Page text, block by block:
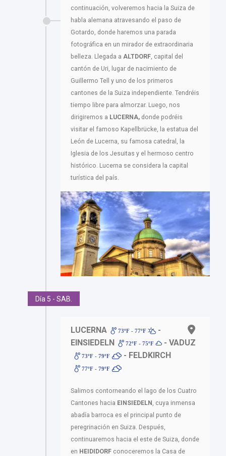
continuación, volveremos hacia la Suiza de
habla alemana atravesando el paso de
Gotardo, donde haremos una parada
fotográfica en un mirador de extraordinaria
belleza. Llegada a ALTDORF , capital del
cantón de Uri, lugar de nacimiento de
Guillermo Tell y uno de los primeros
cantones de la Suiza independiente. Tendréis
tiempo libre para almorzar. Luego, nos
dirigiremos a LUCERNA, donde podréis
visitar el famoso Kapellbrücke, la estatua del
León de Lucerna, su famosa catedral, la
Iglesia de los Jesuitas y el hermoso centro
histórico. Lucerna se considera la capital
turística del país.
Día 5 - SAB.
LUCERNA 73ºF - 77ºF
-
EINSIEDELN
72ºF - 75ºF - VADUZ
73ºF - 79ºF - FELDKIRCH
77ºF - 79ºF
Salimos contorneando el lago de los Cuatro
Cantones hacia EINSIEDELN , cuya inmensa
abadía barroca es el principal punto de
peregrinación en Suiza. Después,
continuaremos hacia el este de Suiza, donde
en HEIDIDORF conoceremos la Casa de